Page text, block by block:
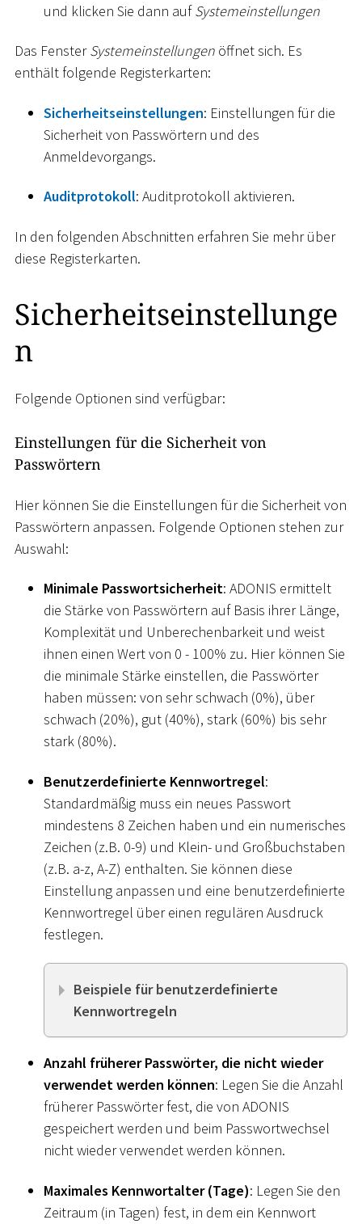
und klicken Sie dann aufSystemeinstellungen
Das FensterSystemeinstellungen öffnet sich. Es
enthält folgende Registerkarten:
Sicherheitseinstellungen: Einstellungen für die
Sicherheit von Passwörtern und des
Anmeldevorgangs.
Auditprotokoll: Auditprotokoll aktivieren.
In den folgenden Abschnitten erfahren Sie mehr über
diese Registerkarten.
Sicherheitseinstellunge
n
Folgende Optionen sind verfügbar:
Einstellungen für die Sicherheit von
Passwörtern
Hier können Sie die Einstellungen für die Sicherheit von
Passwörtern anpassen. Folgende Optionen stehen zur
Auswahl:
Minimale Passwortsicherheit: ADONIS ermittelt
die Stärke von Passwörtern auf Basis ihrer Länge,
Komplexität und Unberechenbarkeit und weist
ihnen einen Wert von 0 - 100% zu. Hier können Sie
die minimale Stärke einstellen, die Passwörter
haben müssen: von sehr schwach (0%), über
schwach (20%), gut (40%), stark (60%) bis sehr
stark (80%).
Benutzerdefinierte Kennwortregel:
Standardmäßig muss ein neues Passwort
mindestens 8 Zeichen haben und ein numerisches
Zeichen (z.B. 0-9) und Klein- und Großbuchstaben
(z.B. a-z, A-Z) enthalten. Sie können diese
Einstellung anpassen und eine benutzerdefinierte
Kennwortregel über einen regulären Ausdruck
festlegen.
Beispiele für benutzerdefinierte
Kennwortregeln
Anzahl früherer Passwörter, die nicht wieder
verwendet werden können: Legen Sie die Anzahl
früherer Passwörter fest, die von ADONIS
gespeichert werden und beim Passwortwechsel
nicht wieder verwendet werden können.
Maximales Kennwortalter (Tage): Legen Sie den
Zeitraum (in Tagen) fest, in dem ein Kennwort